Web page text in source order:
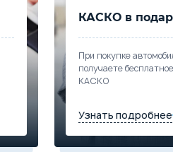
КАСКО в
При покупке
получаете бесплатное
КАСКО
Узнать подробнее